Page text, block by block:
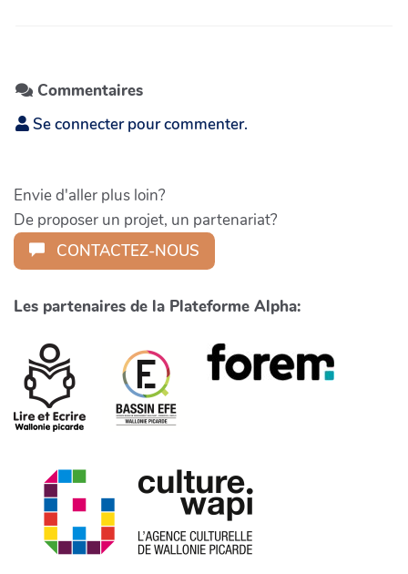
Commentaires
Se connecter pour commenter.
Envie d'aller plus loin?
De proposer un projet, un partenariat?
CONTACTEZ-NOUS
Les partenaires de la Plateforme Alpha: